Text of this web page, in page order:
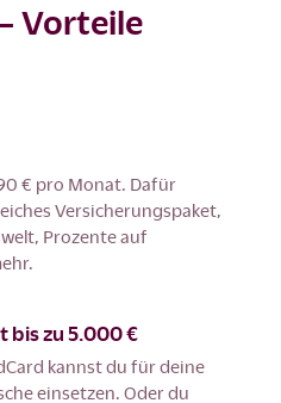
Vorteile
€ pro Monat. Dafür
Versicherungspaket,
Prozente auf
bis zu 5.000 €
kannst du für deine
einsetzen. Oder du